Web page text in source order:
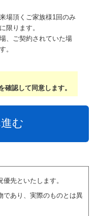
場頂くご家族様1回のみ
限ります。
、ご契約されていた場
。
確認して同意します。
先といたします。
であり、実際のものとは異